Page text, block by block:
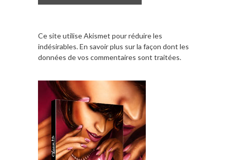
Ce site utilise Akismet pour réduire les
indésirables.En savoir plus sur la façon dont les
données de vos commentaires sont traitées.